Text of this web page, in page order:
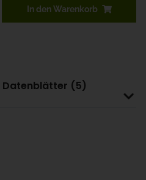
In den Warenkorb
Datenblätter (5)